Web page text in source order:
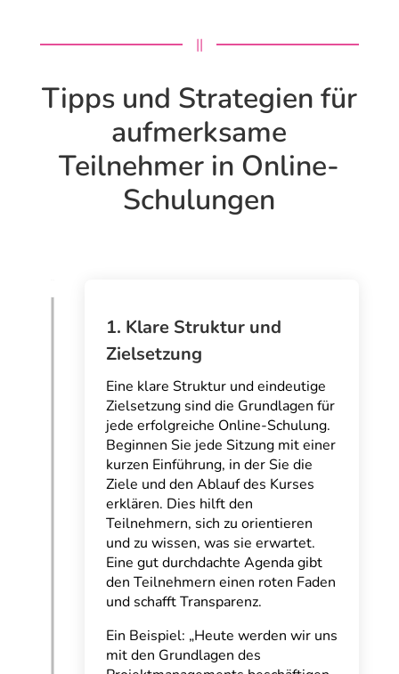
||
Tipps und Strategien für
aufmerksame
Teilnehmer in Online-
Schulungen
1. Klare Struktur und
Zielsetzung
Eine klare Struktur und eindeutige
Zielsetzung sind die Grundlagen für
jede erfolgreiche Online-Schulung.
Beginnen Sie jede Sitzung mit einer
kurzen Einführung, in der Sie die
Ziele und den Ablauf des Kurses
erklären. Dies hilft den
Teilnehmern, sich zu orientieren
und zu wissen, was sie erwartet.
Eine gut durchdachte Agenda gibt
den Teilnehmern einen roten Faden
und schafft Transparenz.
Ein Beispiel: „Heute werden wir uns
mit den Grundlagen des